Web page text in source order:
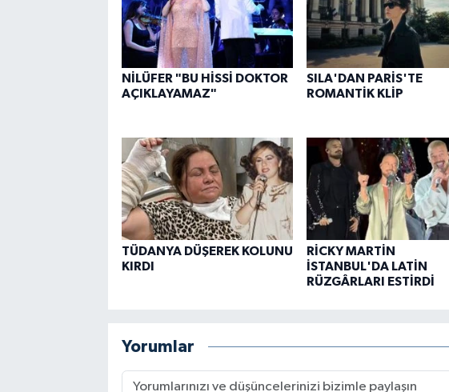
NİLÜFER "BU HİSSİ DOKTOR
AÇIKLAYAMAZ"
SILA'DAN PARİS'TE
ROMANTİK KLİP
TÜDANYA DÜŞEREK KOLUNU
KIRDI
RİCKY MARTİN
İSTANBUL'DA LATİN
RÜZGÂRLARI ESTİRDİ
Yorumlar